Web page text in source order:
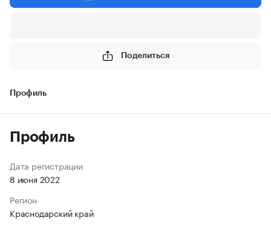
Поделиться
Профиль
Профиль
Дата регистрации
8 июня 2022
Регион
Краснодарский край